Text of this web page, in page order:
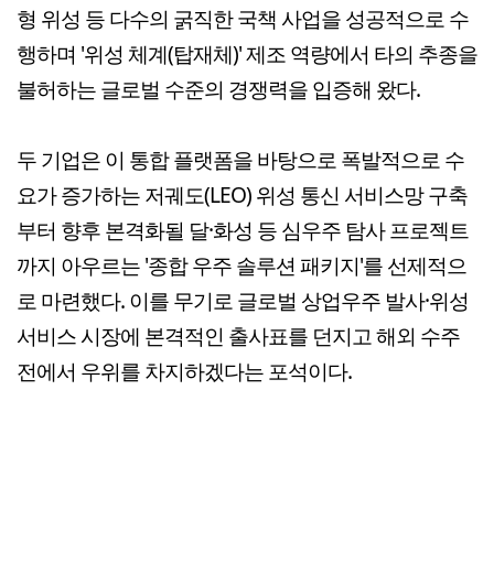
형 위성 등 다수의 굵직한 국책 사업을 성공적으로 수
행하며 '위성 체계(탑재체)' 제조 역량에서 타의 추종을
불허하는 글로벌 수준의 경쟁력을 입증해 왔다.
두 기업은 이 통합 플랫폼을 바탕으로 폭발적으로 수
요가 증가하는 저궤도(LEO) 위성 통신 서비스망 구축
부터 향후 본격화될 달·화성 등 심우주 탐사 프로젝트
까지 아우르는 '종합 우주 솔루션 패키지'를 선제적으
로 마련했다. 이를 무기로 글로벌 상업우주 발사·위성
서비스 시장에 본격적인 출사표를 던지고 해외 수주
전에서 우위를 차지하겠다는 포석이다.